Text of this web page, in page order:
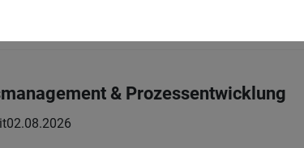
& Prozessentwicklung
02.08.2026